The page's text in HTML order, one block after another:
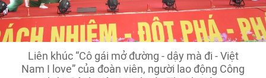
Liên khúc “Cô gái mở đường - dậy mà đi - Việt
Nam I love” của đoàn viên, người lao động Công